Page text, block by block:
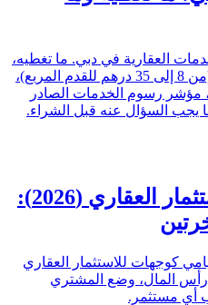
لرسوم الخدمات العقارية في دبي. ما تغطيه،
المعدلات النموذجية حسب الفئة (من 8 إلى 35 درهم للقدم المربع)،
مؤشر رسوم الخدمات الصادر
يجب السؤال عنه قبل الشراء.
دبي مقابل ميامي للاستثمار العقاري (2026):
كوجهات للاستثمار العقاري
رأس المال، وضع المشتري
أي مستثمر.